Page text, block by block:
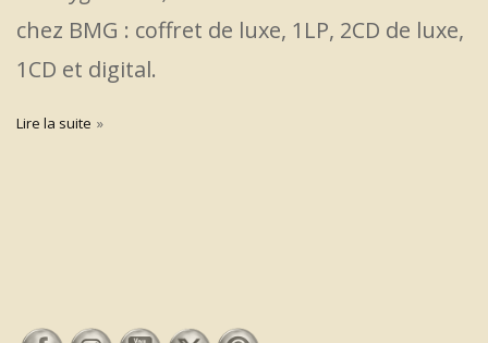
chez BMG : coffret de luxe, 1LP, 2CD de luxe,
1CD et digital.
Lire la suite